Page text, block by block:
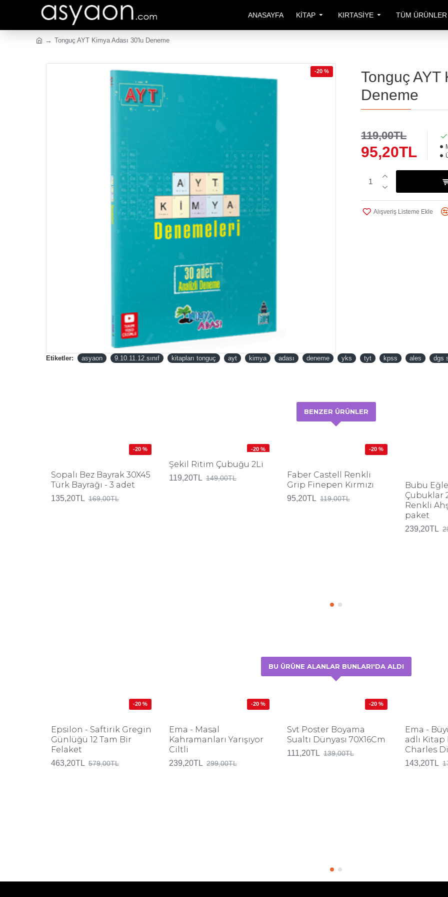
ANASAYFA KITAP KIRTASIYE TÜM ÜRÜNLER
Tonguç AYT Kimya Adası 30'lu Deneme
-20 %
Tonguç AYT
Deneme
95,20TL
119,00TL
Alışveriş Listeme Ekle
Etiketler: asyaon 9.10.11.12.sınıf kitapları tonguç ayt kimya adası deneme yks tyt kpss ales dgs
BENZER ÜRÜNLER
-20 %
Sopalı Bez Bayrak 30X45
Türk Bayrağı - 3 adet
135,20TL 169,00TL
-20 %
Şekil Ritim Çubuğu 2Li
119,20TL 149,00TL
-20 %
Faber Castell Renkli
Grip Finepen Kırmızı
95,20TL 119,00TL
Bubu
Çubuklar
Renkli
paket
239,20TL
BU ÜRÜNE ALANLAR BUNLARI'DA ALDI
-20 %
Epsilon - Saftirik Gregin
Günlüğü 12 Tam Bir
Felaket
463,20TL 579,00TL
-20 %
Ema - Masal
Kahramanları Yarışıyor
Ciltli
239,20TL 299,00TL
-20 %
Svt Poster Boyama
Sualtı Dünyası 70X16Cm
111,20TL 139,00TL
Ema -
adlı Kitap
Charles
143,20TL